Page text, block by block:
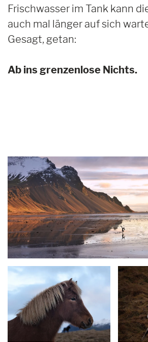
Frischwasser im Tank kann
auch mal länger auf sich
Gesagt, getan:
Ab ins grenzenlose Nichts.